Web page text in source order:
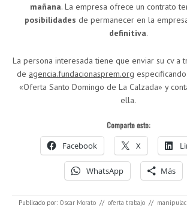
mañana. La empresa ofrece un contrato
posibilidades de permanecer en la
definitiva.
La persona interesada tiene que enviar su cv a
de agencia.fundacionasprem.org
«Oferta Santo Domingo de La Calzada» y
ella.
Comparte esto:
Facebook X
WhatsApp Más
Publicado por: Oscar Morato // oferta trabajo //